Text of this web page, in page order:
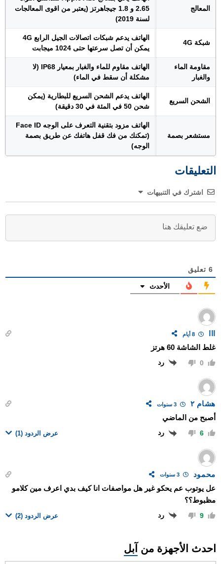
المعالج
2.65 و 1.8 جيجاهرتز (يعتبر من اقوى المعالجات
لسنة 2019)
شبكة 4G
الهاتف يدعم شبكات اتصالات الجيل الرابع 4G
يمكن أن تصل سرعتها حتى 1024 ميجابت
مقاومة الماء
والغبار
الهاتف مقاوم للماء والغبار بمعيار IP68 (لا
مشكلة أن سقط في الماء)
الشحن السريع
الهاتف يدعم الشحن السريع للبطارية (يمكن
شحن 50 في المئة في 30 دقيقة)
مستشعر بصمة
الهاتف مزود بتقنية التعرف على الوجه Face ID
(تمكنك من فك قفل هاتفك عن طريق بصمة
الوجه)
التعليقات
اشترك في التنبيهات
6 تعليق
الأحدث
8 أيام
غلط الشاشة 60 هرتز
0 رد
هشام ٢ 3 سنوات
أصبح من الماضي
6 رد عرض الردود (1)
محمود 3 سنوات
عل يوتوب عم يحكو غير هل مواصفات انا كيف بدي اعرف مين كلامو
مظبوط؟؟
9 رد عرض الردود (2)
احدث الأجهزة من آبل